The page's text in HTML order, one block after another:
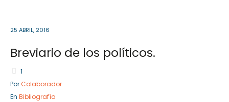
25 ABRIL, 2016
Breviario de los políticos.
1
Por Colaborador
En Bibliografía